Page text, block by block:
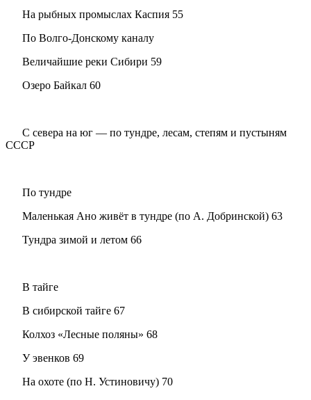
На рыбных промыслах Каспия 55
По Волго-Донскому каналу
Величайшие реки Сибири 59
Озеро Байкал 60
С севера на юг — по тундре, лесам, степям и пустыням
СССР
По тундре
Маленькая Ано живёт в тундре (по А. Добринской) 63
Тундра зимой и летом 66
В тайге
В сибирской тайге 67
Колхоз «Лесные поляны» 68
У эвенков 69
На охоте (по Н. Устиновичу) 70